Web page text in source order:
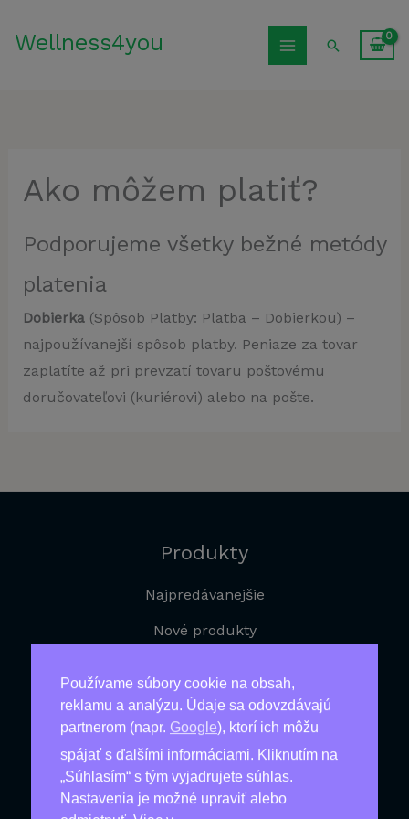
Používame súbory cookie na obsah,
reklamu a analýzu. Údaje sa odovzdávajú
partnerom (napr. Google), ktorí ich môžu
spájať s ďalšími informáciami. Kliknutím na
„Súhlasím“ s tým vyjadrujete súhlas.
Nastavenia je možné upraviť alebo
naWellness4you Hľadať
Ako môžem platiť?
Podporujeme všetky bežné metódy
platenia
Dobierka(Spôsob Platby: Platba – Dobierkou) –
najpoužívanejší spôsob platby. Peniaze za tovar
zaplatíte až pri prevzatí tovaru poštovému
doručovateľovi (kuriérovi) alebo na pošte.
Produkty
Najpredávanejšie
Nové produkty
Produkty Pre Zdravie
Produkty Pre Mužov
Na Chudnutie
Produkty Proti Starnutiu